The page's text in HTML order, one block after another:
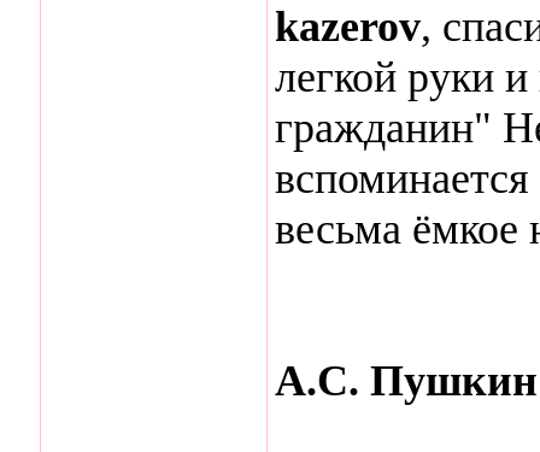
kazerov,
легкой руки
гражданин"
весьма ёмкое
А.С. Пушкин